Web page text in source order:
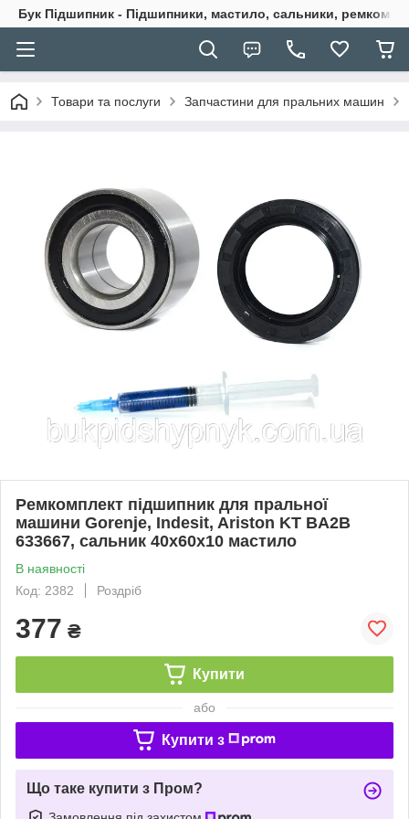
Бук Підшипник - Підшипники, мастило, сальники,
Товари та послуги Запчастини для пральних машин
Ремкомплект підшипник для пральної
машини Gorenje, Indesit, Ariston KT BA2B
633667, сальник 40x60x10 мастило
В наявності
Код: 2382
Роздріб
377 ₴
Купити
або
Купити з
Що таке купити з Пром?